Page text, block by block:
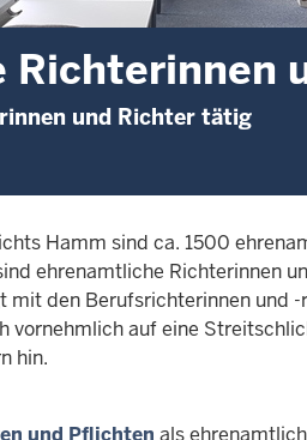
Richterinnen
und Richter tätig
Hamm sind ca. 1500
ehrenamtliche Richterinnen
mit den Berufsrichterinnen und
vornehmlich auf eine
hin.
und Pflichten als